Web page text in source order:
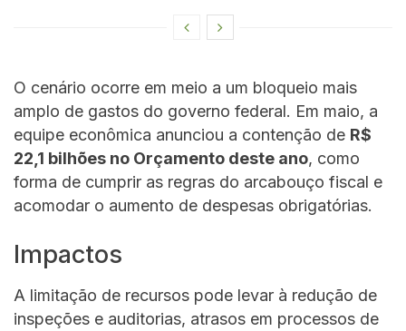
O cenário ocorre em meio a um bloqueio mais
amplo de gastos do governo federal. Em maio, a
equipe econômica anunciou a contenção de R$
22,1 bilhões no Orçamento deste ano, como
forma de cumprir as regras do arcabouço fiscal e
acomodar o aumento de despesas obrigatórias.
Impactos
A limitação de recursos pode levar à redução de
inspeções e auditorias, atrasos em processos de